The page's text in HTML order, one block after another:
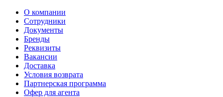
О компании
Сотрудники
Документы
Бренды
Реквизиты
Вакансии
Доставка
Условия возврата
Партнерская программа
Офер для агента